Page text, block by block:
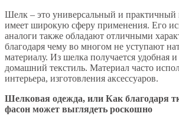
Шелк – это универсальный и практичный
имеет широкую сферу применения. Его
аналоги также обладают отличными
благодаря чему во многом не уступают
материалу. Из шелка получается удобная
домашний текстиль. Материал часто
интерьера, изготовления аксессуаров.
Шелковая одежда, или Как благодаря
фасон может выглядеть роскошно